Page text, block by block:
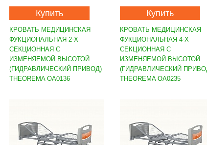
Купить
КРОВАТЬ МЕДИЦИНСКАЯ
ФУКЦИОНАЛЬНАЯ 2-Х
СЕКЦИОННАЯ С
ИЗМЕНЯЕМОЙ ВЫСОТОЙ
(ГИДРАВЛИЧЕСКИЙ ПРИВОД)
THEOREMA OA0136
Купить
КРОВАТЬ МЕДИЦИНСКАЯ
ФУКЦИОНАЛЬНАЯ 4-Х
СЕКЦИОННАЯ С
ИЗМЕНЯЕМОЙ ВЫСОТОЙ
(ГИДРАВЛИЧЕСКИЙ
THEOREMA OA0235